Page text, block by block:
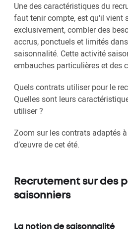
Une des caractéristiques du
faut tenir compte, est qu'il vient
exclusivement, combler des
accrus, ponctuels et limités
saisonnalité. Cette activité
embauches particulières et des
Quels contrats utiliser pour le
Quelles sont leurs
utiliser ?
Zoom sur les contrats adaptés
d’œuvre de cet été.
Recrutement sur des
saisonniers
La notion de saisonnalité